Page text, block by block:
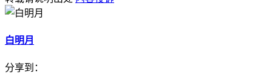
白明月
分享到：